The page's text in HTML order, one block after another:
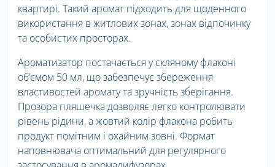
квартирі. Такий аромат підходить для щоденного
використання в житлових зонах, зонах відпочинку
та особистих просторах.
Ароматизатор постачається у скляному флаконі
об’ємом 50 мл, що забезпечує збереження
властивостей аромату та зручність зберігання.
Прозора пляшечка дозволяє легко контролювати
рівень рідини, а жовтий колір флакона робить
продукт помітним і охайним зовні. Формат
наповнювача оптимальний для регулярного